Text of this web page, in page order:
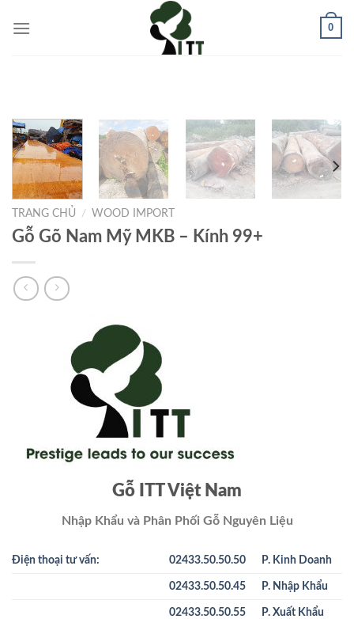
0
TRANG CHỦ / WOOD IMPORT
Gỗ Gõ Nam Mỹ MKB – Kính 99+
Gỗ ITT Việt Nam
Nhập Khẩu và Phân Phối Gỗ Nguyên Liệu
Điện thoại tư vấn: 02433.50.50.50 P. Kinh Doanh
02433.50.50.45 P. Nhập Khẩu
02433.50.50.55 P. Xuất Khẩu